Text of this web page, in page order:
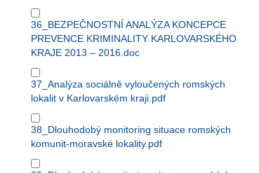
36_BEZPEČNOSTNÍ ANALÝZA KONCEPCE
PREVENCE KRIMINALITY KARLOVARSKÉHO
KRAJE 2013 – 2016.doc
37_Analýza sociálně vyloučených romských
lokalit v Karlovarském kraji.pdf
38_Dlouhodobý monitoring situace romských
komunit-moravské lokality.pdf